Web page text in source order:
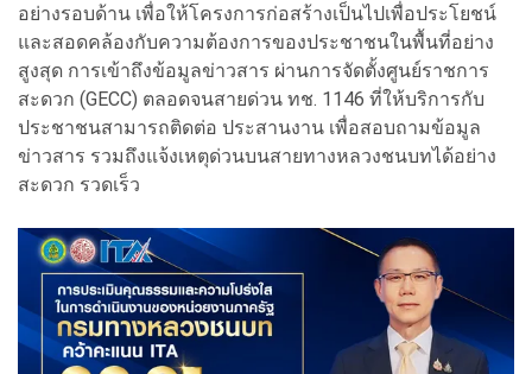
อย่างรอบด้าน เพื่อให้โครงการก่อสร้างเป็นไปเพื่อประโยชน์
และสอดคล้องกับความต้องการของประชาชนในพื้นที่อย่าง
สูงสุด การเข้าถึงข้อมูลข่าวสาร ผ่านการจัดตั้งศูนย์ราชการ
สะดวก (GECC) ตลอดจนสายด่วน ทช. 1146 ที่ให้บริการกับ
ประชาชนสามารถติดต่อ ประสานงาน เพื่อสอบถามข้อมูล
ข่าวสาร รวมถึงแจ้งเหตุด่วนบนสายทางหลวงชนบทได้อย่าง
สะดวก รวดเร็ว